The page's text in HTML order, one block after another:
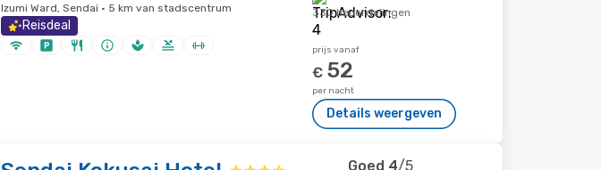
Izumi Ward, Sendai · 5 km van stadscentrum
Reisdeal
330 beoordelingen
prijs vanaf
€ 52
per nacht
Details weergeven
Goed 4/5